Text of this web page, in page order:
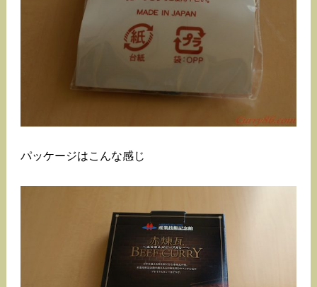
パッケージはこんな感じ